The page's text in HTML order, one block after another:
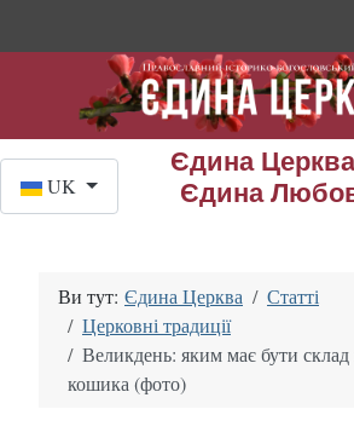
Єдина Церква
Єдина
UK
Ви тут: Єдина Церква
Статті
Церковні традиції
Великдень: яким має бути
кошика (фото)